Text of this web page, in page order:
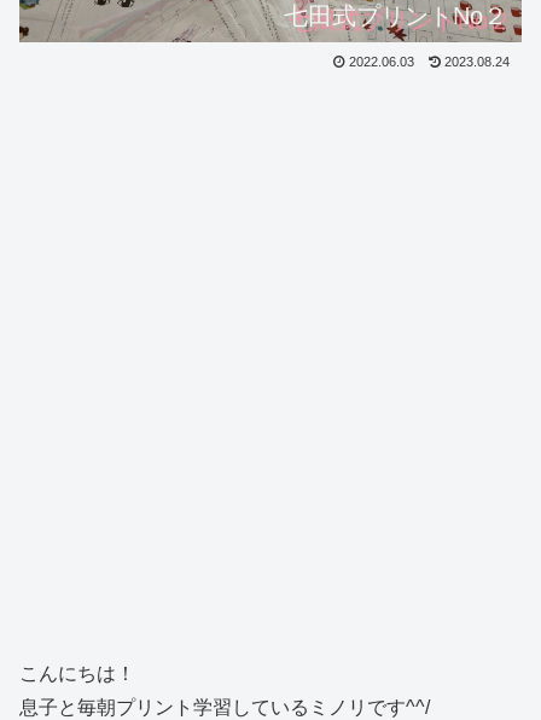
七田式プリントNo２
2022.06.03 2023.08.24
こんにちは！
息子と毎朝プリント学習しているミノリです^^/